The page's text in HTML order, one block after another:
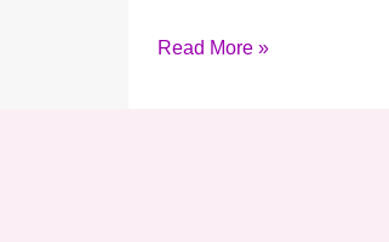
Anda
Read More »